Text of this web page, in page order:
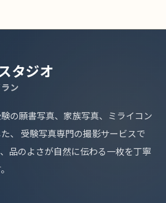
タジオ
ン
の願書写真、家族写真、ミライコン
、 受験写真専門の撮影サービスで
品のよさが自然に伝わる一枚を丁寧